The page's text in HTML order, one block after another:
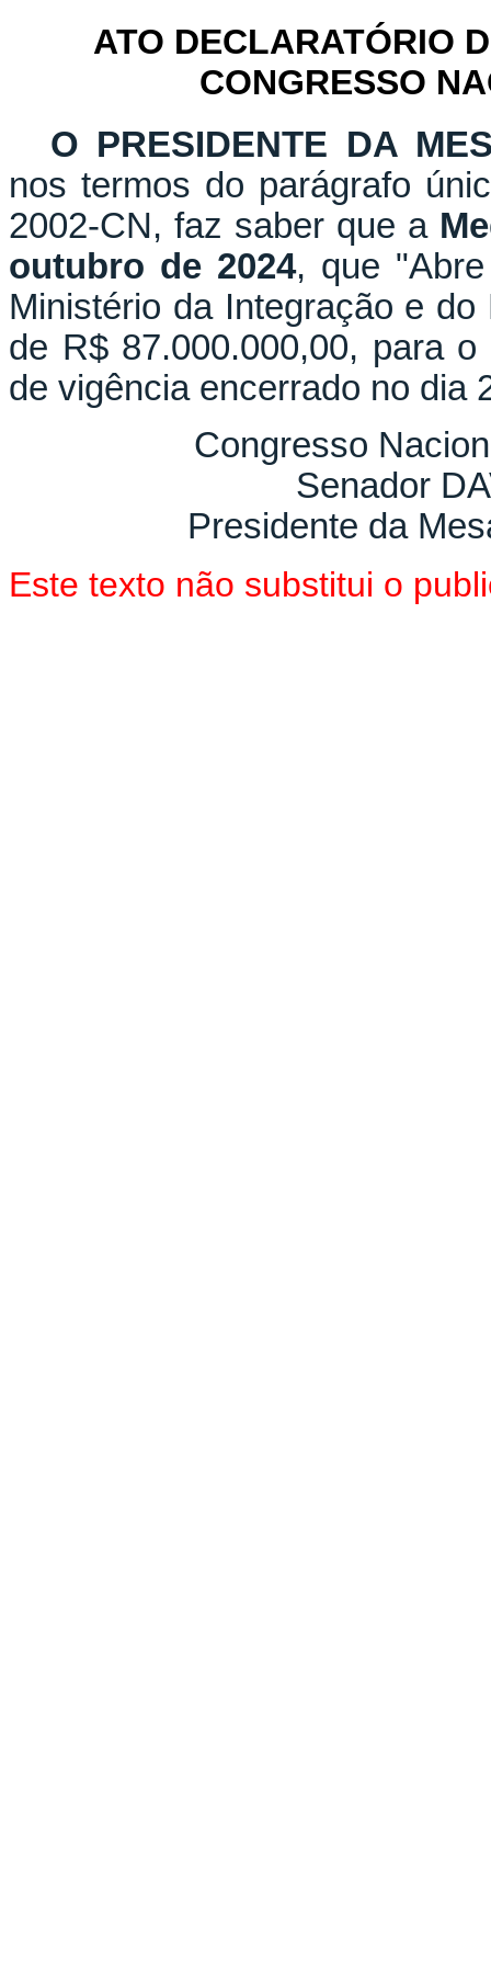
ATO DECLARATÓRIO
CONGRESSO
O PRESIDENTE DA
nos termos do parágrafo
2002-CN, faz saber que a
outubro de 2024, que
Ministério da Integração e
de R$ 87.000.000,00, para
de vigência encerrado no dia
Congresso
Senador
Presidente da
Este texto não substitui o